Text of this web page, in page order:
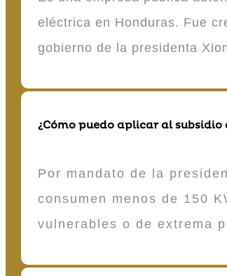
eléctrica en Honduras. Fue
gobierno de la presidenta
¿Cómo puedo aplicar al
Por mandato de la
consumen menos de 150
vulnerables o de extrema